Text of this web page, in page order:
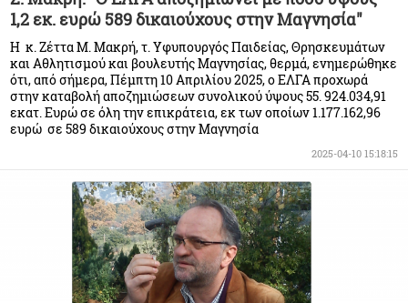
1,2 εκ. ευρώ 589 δικαιούχους στην Μαγνησία"
Η κ. Ζέττα Μ. Μακρή, τ. Υφυπουργός Παιδείας, Θρησκευμάτων
και Αθλητισμού και βουλευτής Μαγνησίας, θερμά, ενημερώθηκε
ότι, από σήμερα, Πέμπτη 10 Απριλίου 2025, ο ΕΛΓΑ προχωρά
στην καταβολή αποζημιώσεων συνολικού ύψους 55. 924.034,91
εκατ. Ευρώ σε όλη την επικράτεια, εκ των οποίων 1.177.162,96
ευρώ σε 589 δικαιούχους στην Μαγνησία
2025-04-10 15:18:15